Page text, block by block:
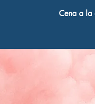
Cena a la